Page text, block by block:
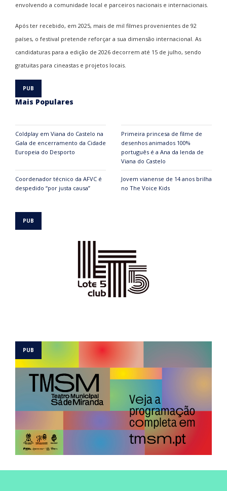
envolvendo a comunidade local e parceiros nacionais e internacionais.
Após ter recebido, em 2025, mais de mil filmes provenientes de 92
países, o festival pretende reforçar a sua dimensão internacional. As
candidaturas para a edição de 2026 decorrem até 15 de julho, sendo
gratuitas para cineastas e projetos locais.
Mais Populares
Coldplay em Viana do Castelo na
Gala de encerramento da Cidade
Europeia do Desporto
Primeira princesa de filme de
desenhos animados 100%
português é a Ana da lenda de
Viana do Castelo
Coordenador técnico da AFVC é
despedido “por justa causa”
Jovem vianense de 14 anos brilha
no The Voice Kids